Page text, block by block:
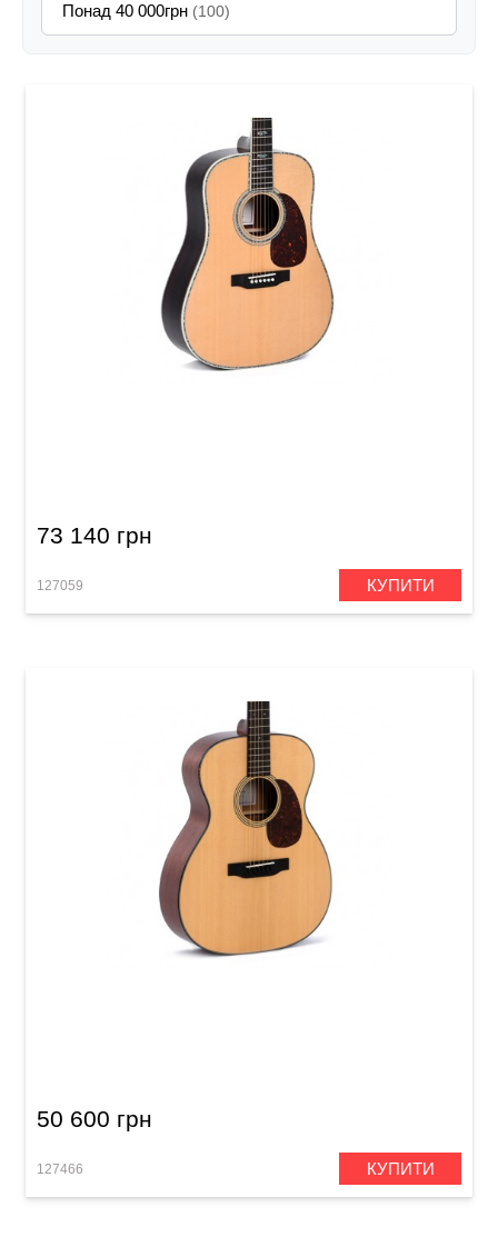
Понад 40 000грн (100)
73 140 грн
127059 КУПИТИ
50 600 грн
127466 КУПИТИ